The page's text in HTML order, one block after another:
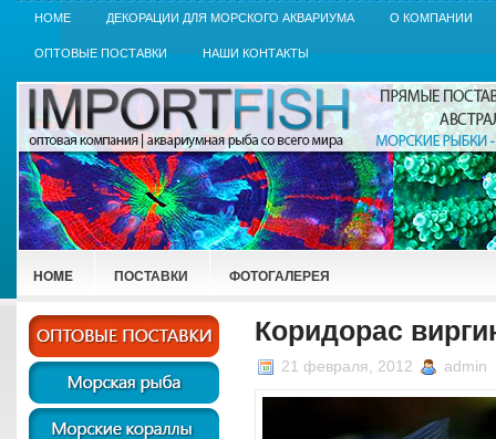
HOME ДЕКОРАЦИИ ДЛЯ МОРСКОГО АКВАРИУМА О КОМПАНИИ
ОПТОВЫЕ ПОСТАВКИ НАШИ КОНТАКТЫ
HOME ПОСТАВКИ ФОТОГАЛЕРЕЯ
Коридорас
21 февраля, 2012 admin